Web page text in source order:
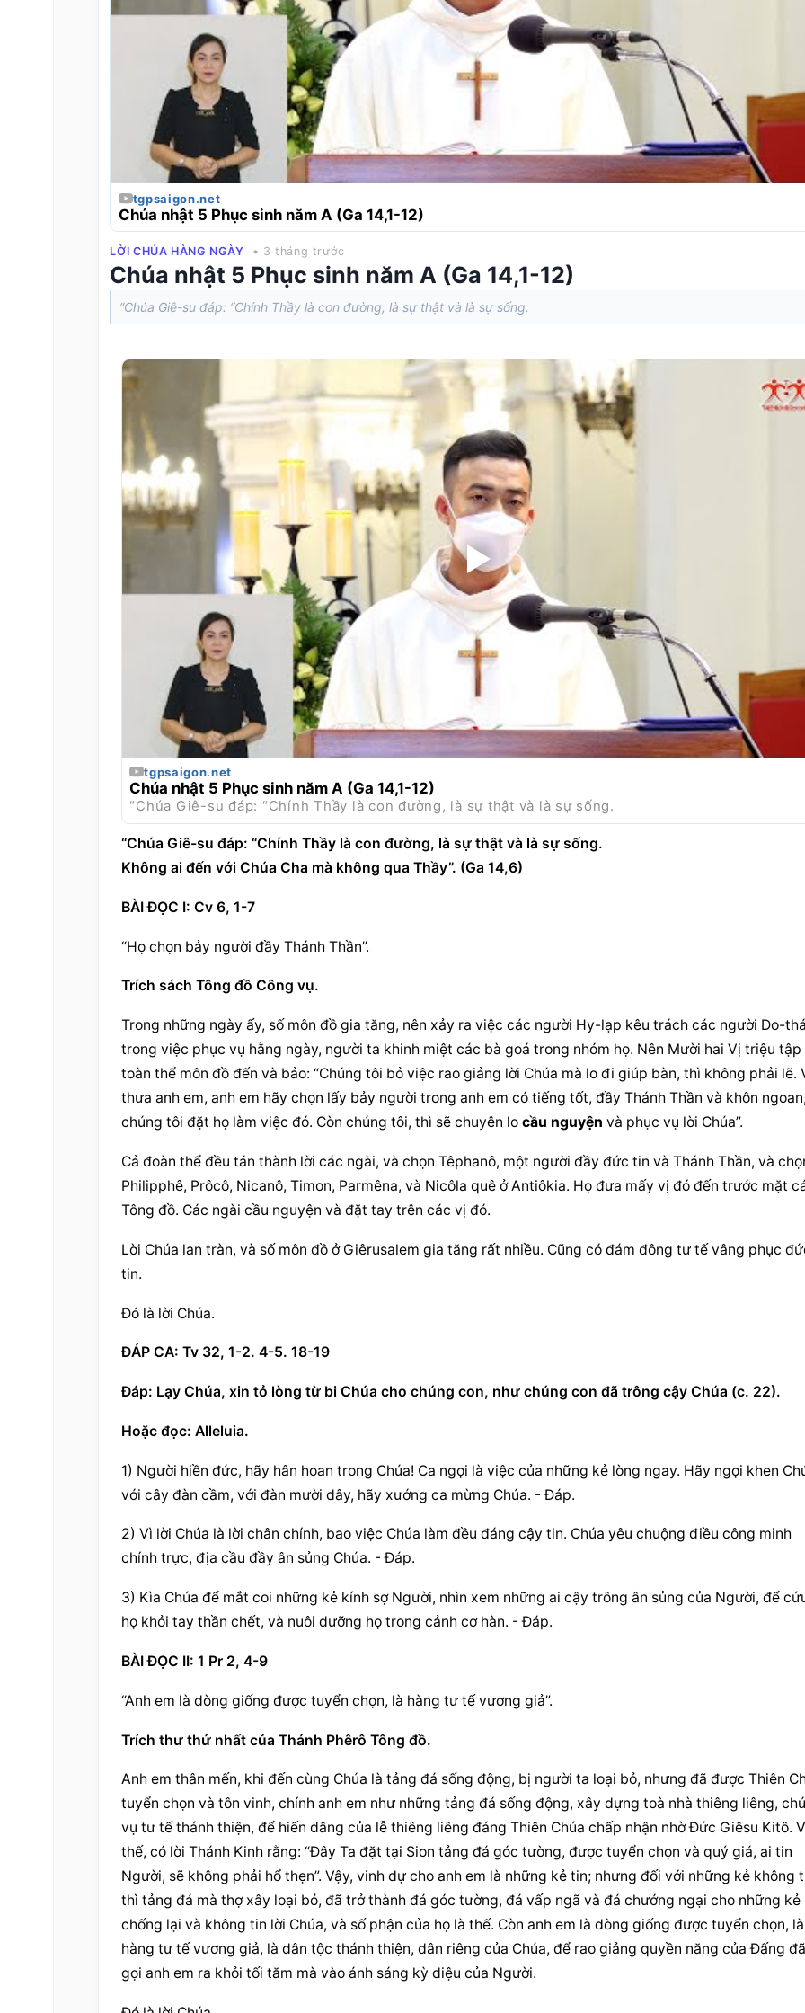
tgpsaigon.net
Chúa nhật 5 Phục sinh năm A (Ga 14,1-12)
LỜI CHÚA HÀNG NGÀY • 3 tháng trước
Chúa nhật 5 Phục sinh năm A (Ga 14,1-12)
“Chúa Giê-su đáp: “Chính Thầy là con đường, là sự thật và là sự sống.
tgpsaigon.net
Chúa nhật 5 Phục sinh năm A (Ga 14,1-12)
“Chúa Giê-su đáp: “Chính Thầy là con đường, là sự thật và là sự sống.
“Chúa Giê-su đáp: “Chính Thầy là con đường, là sự thật và là sự sống.
Không ai đến với Chúa Cha mà không qua Thầy”. (Ga 14,6)
BÀI ĐỌC I: Cv 6, 1-7
“Họ chọn bảy người đầy Thánh Thần”.
Trích sách Tông đồ Công vụ.
Trong những ngày ấy, số môn đồ gia tăng, nên xảy ra việc các người Hy-lạp kêu trách các người Do-
trong việc phục vụ hằng ngày, người ta khinh miệt các bà goá trong nhóm họ. Nên Mười hai Vị triệu tập
toàn thể môn đồ đến và bảo: “Chúng tôi bỏ việc rao giảng lời Chúa mà lo đi giúp bàn, thì không phải lẽ.
thưa anh em, anh em hãy chọn lấy bảy người trong anh em có tiếng tốt, đầy Thánh Thần và khôn
chúng tôi đặt họ làm việc đó. Còn chúng tôi, thì sẽ chuyên lo cầu nguyện và phục vụ lời Chúa”.
Cả đoàn thể đều tán thành lời các ngài, và chọn Têphanô, một người đầy đức tin và Thánh Thần, và
Philipphê, Prôcô, Nicanô, Timon, Parmêna, và Nicôla quê ở Antiôkia. Họ đưa mấy vị đó đến trước mặt
Tông đồ. Các ngài cầu nguyện và đặt tay trên các vị đó.
Lời Chúa lan tràn, và số môn đồ ở Giêrusalem gia tăng rất nhiều. Cũng có đám đông tư tế vâng phục
tin.
Đó là lời Chúa.
ĐÁP CA: Tv 32, 1-2. 4-5. 18-19
Đáp: Lạy Chúa, xin tỏ lòng từ bi Chúa cho chúng con, như chúng con đã trông cậy Chúa (c. 22).
Hoặc đọc: Alleluia.
1) Người hiền đức, hãy hân hoan trong Chúa! Ca ngợi là việc của những kẻ lòng ngay. Hãy ngợi khen
với cây đàn cầm, với đàn mười dây, hãy xướng ca mừng Chúa. - Đáp.
2) Vì lời Chúa là lời chân chính, bao việc Chúa làm đều đáng cậy tin. Chúa yêu chuộng điều công minh
chính trực, địa cầu đầy ân sủng Chúa. - Đáp.
3) Kìa Chúa để mắt coi những kẻ kính sợ Người, nhìn xem những ai cậy trông ân sủng của Người, để
họ khỏi tay thần chết, và nuôi dưỡng họ trong cảnh cơ hàn. - Đáp.
BÀI ĐỌC II: 1 Pr 2, 4-9
“Anh em là dòng giống được tuyển chọn, là hàng tư tế vương giả”.
Trích thư thứ nhất của Thánh Phêrô Tông đồ.
Anh em thân mến, khi đến cùng Chúa là tảng đá sống động, bị người ta loại bỏ, nhưng đã được Thiên
tuyển chọn và tôn vinh, chính anh em như những tảng đá sống động, xây dựng toà nhà thiêng liêng,
vụ tư tế thánh thiện, để hiến dâng của lễ thiêng liêng đáng Thiên Chúa chấp nhận nhờ Đức Giêsu Kitô.
thế, có lời Thánh Kinh rằng: “Đây Ta đặt tại Sion tảng đá góc tường, được tuyển chọn và quý giá, ai tin
Người, sẽ không phải hổ thẹn”. Vậy, vinh dự cho anh em là những kẻ tin; nhưng đối với những kẻ không
thì tảng đá mà thợ xây loại bỏ, đã trở thành đá góc tường, đá vấp ngã và đá chướng ngại cho những kẻ
chống lại và không tin lời Chúa, và số phận của họ là thế. Còn anh em là dòng giống được tuyển chọn, là
hàng tư tế vương giả, là dân tộc thánh thiện, dân riêng của Chúa, để rao giảng quyền năng của Đấng đã
gọi anh em ra khỏi tối tăm mà vào ánh sáng kỳ diệu của Người.